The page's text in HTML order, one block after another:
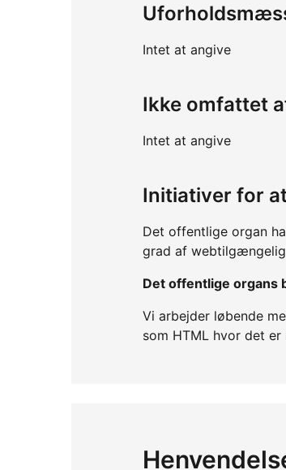
Intet at angive
Ikke omfattet
Intet at angive
Initiativer for
Det offentlige organ
grad af
Det offentlige organs
Vi arbejder løbende
som HTML hvor det er